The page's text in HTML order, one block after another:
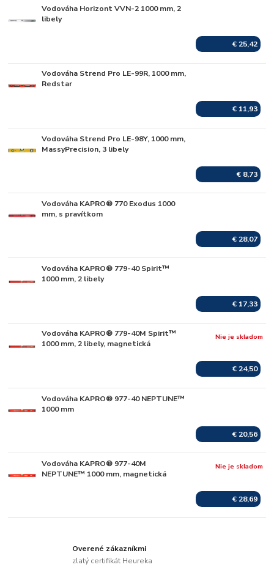
Vodováha Horizont VVN-2 1000 mm, 2
libely
€ 25,42
Vodováha Strend Pro LE-99R, 1000 mm,
Redstar
€ 11,93
Vodováha Strend Pro LE-98Y, 1000 mm,
MassyPrecision, 3 libely
€ 8,73
Vodováha KAPRO® 770 Exodus 1000
mm, s pravítkom
€ 28,07
Vodováha KAPRO® 779-40 Spirit™
1000 mm, 2 libely
€ 17,33
Vodováha KAPRO® 779-40M Spirit™
1000 mm, 2 libely, magnetická
€ 24,50
Nie je skladom
Vodováha KAPRO® 977-40 NEPTUNE™
1000 mm
€ 20,56
Vodováha KAPRO® 977-40M
NEPTUNE™ 1000 mm, magnetická
€ 28,69
Nie je skladom
Overené zákazníkmi
zlatý certifikát Heureka